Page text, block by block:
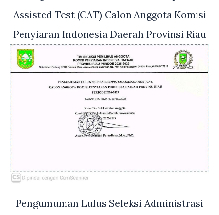
Assisted Test (CAT) Calon Anggota Komisi
Penyiaran Indonesia Daerah Provinsi Riau
Pengumuman Lulus Seleksi Administrasi